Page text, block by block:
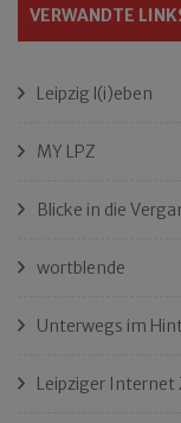
VERWANDTE
Leipzig l(i)eben
MY LPZ
Blicke in die
wortblende
Unterwegs im
Leipziger Internet